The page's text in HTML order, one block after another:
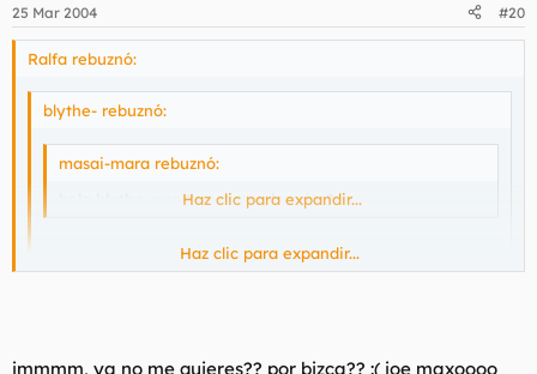
25 Mar 2004 #20
Ralfa rebuznó:
blythe- rebuznó:
masai-mara rebuznó:
hola blythe, que te pasa en los ojos?
Haz clic para expandir...
Haz clic para expandir...
jmmmm, ya no me quieres?? por bizca?? :( joe maxoooo